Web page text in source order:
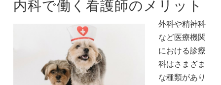
内科で働く看護師のメリット
外科や精神科
など医療機関
における診療
科はさまざま
な種類があり